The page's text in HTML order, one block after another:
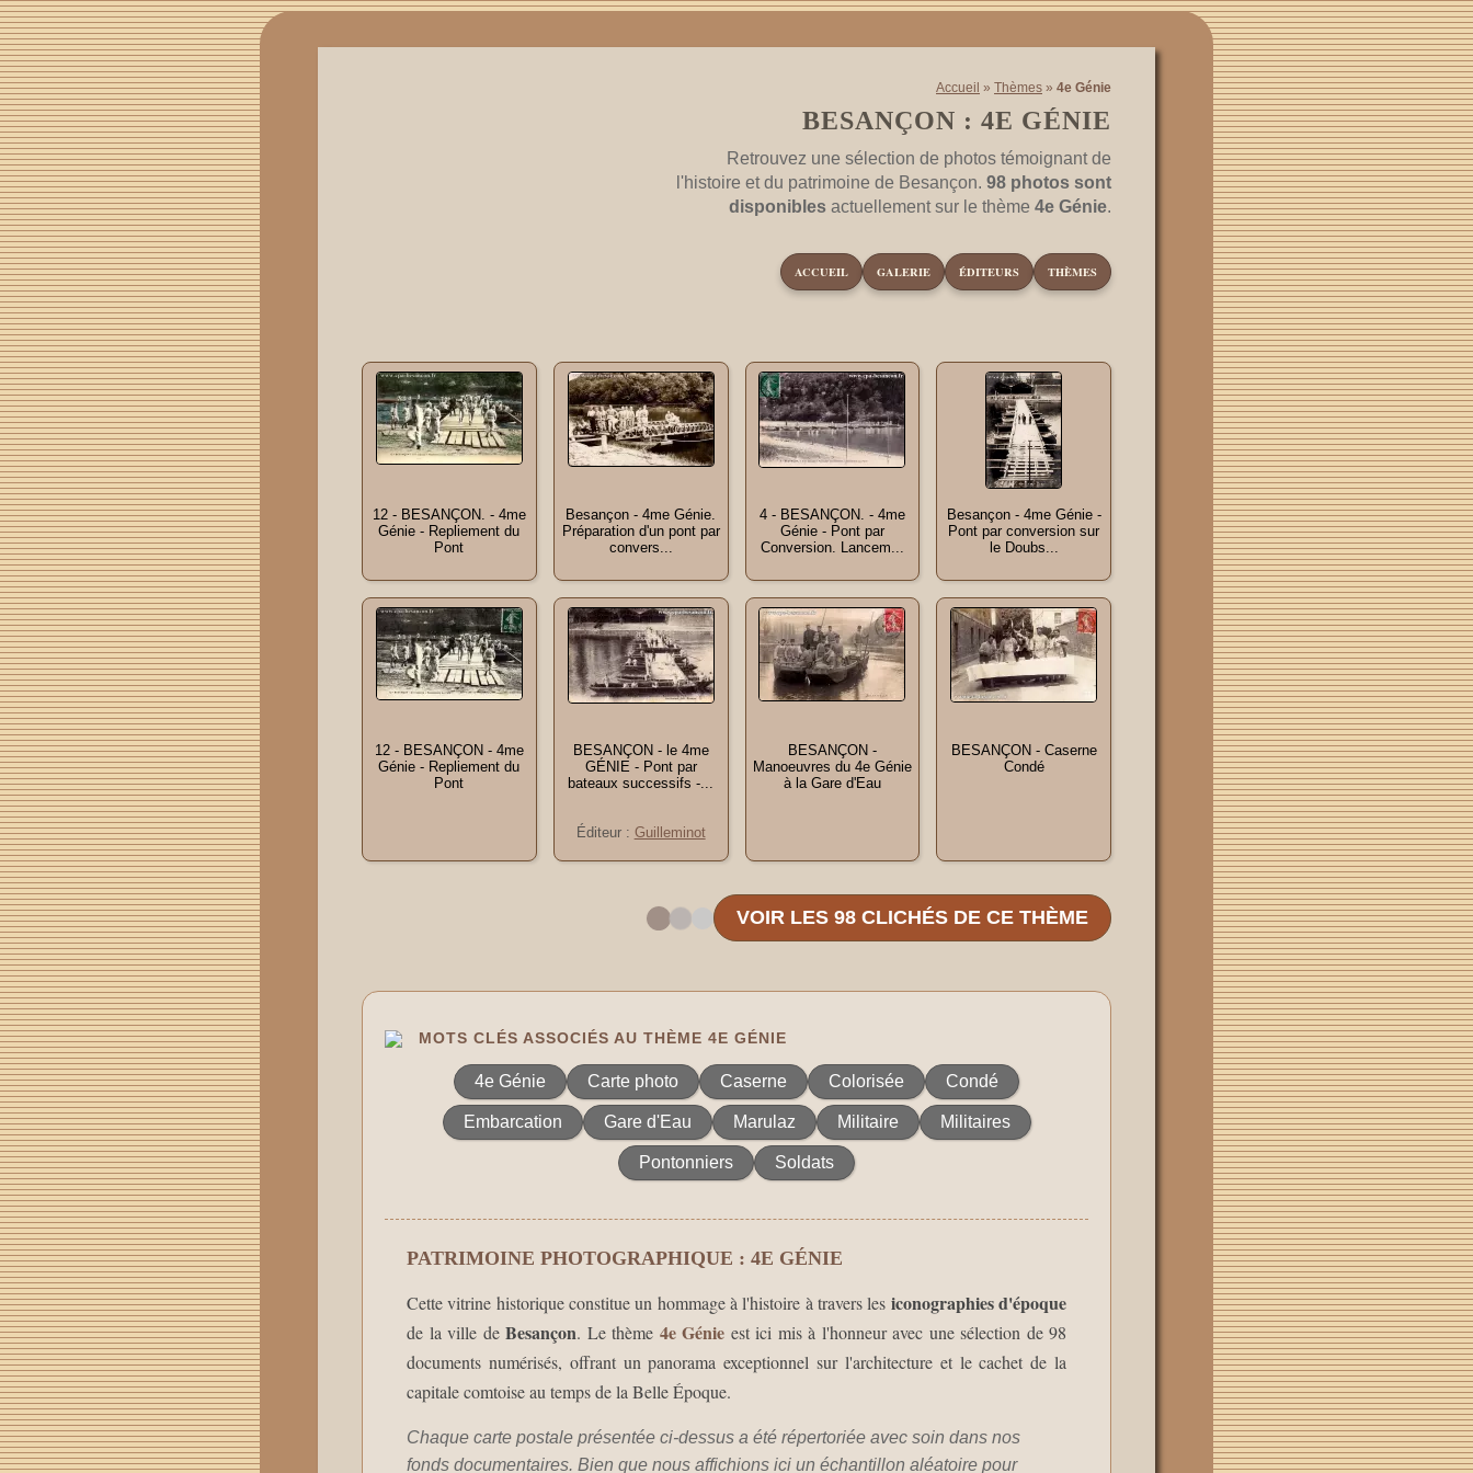
Accueil » Thèmes » 4e Génie
BESANÇON : 4E GÉNIE
Retrouvez une sélection de photos témoignant de
l'histoire et du patrimoine de Besançon. 98 photos sont
disponibles actuellement sur le thème 4e Génie.
ACCUEIL GALERIE ÉDITEURS THÈMES
12 - BESANÇON. - 4me
Génie - Repliement du
Pont
Besançon - 4me Génie.
Préparation d'un pont par
convers...
4 - BESANÇON. - 4me
Génie - Pont par
Conversion. Lancem...
Besançon - 4me Génie -
Pont par conversion sur
le Doubs...
12 - BESANÇON - 4me
Génie - Repliement du
Pont
BESANÇON - le 4me
GÉNIE - Pont par
bateaux successifs -...
Éditeur : Guilleminot
BESANÇON -
Manoeuvres du 4e Génie
à la Gare d'Eau
BESANÇON - Caserne
Condé
VOIR LES 98 CLICHÉS DE CE THÈME
MOTS CLÉS ASSOCIÉS AU THÈME 4E GÉNIE
4e Génie Carte photo Caserne Colorisée Condé
Embarcation Gare d'Eau Marulaz Militaire Militaires
Pontonniers Soldats
PATRIMOINE PHOTOGRAPHIQUE : 4E GÉNIE
Cette vitrine historique constitue un hommage à l'histoire à travers les iconographies d'époque
de la ville de Besançon. Le thème 4e Génie est ici mis à l'honneur avec une sélection de 98
documents numérisés, offrant un panorama exceptionnel sur l'architecture et le cachet de la
capitale comtoise au temps de la Belle Époque.
Chaque carte postale présentée ci-dessus a été répertoriée avec soin dans nos
fonds documentaires. Bien que nous affichions ici un échantillon aléatoire pour